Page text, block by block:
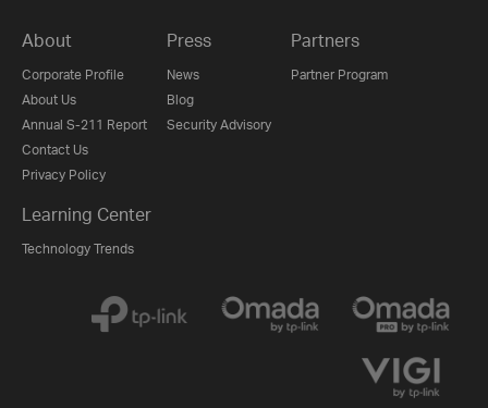
About
Corporate Profile
About Us
Annual S-211 Report
Contact Us
Privacy Policy
Press
News
Blog
Security Advisory
Partners
Partner Program
Learning Center
Technology Trends